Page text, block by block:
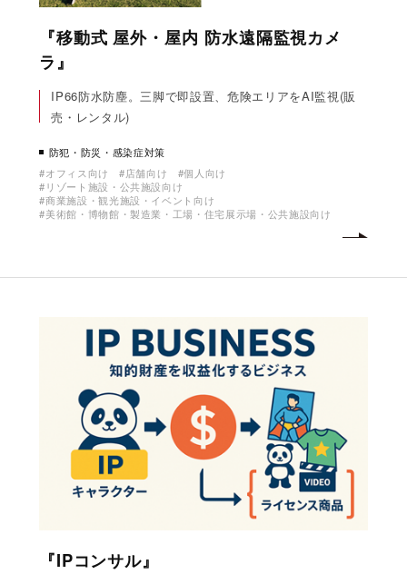
『移動式 屋外・屋内 防水遠隔監視カメ
ラ』
IP66防水防塵。三脚で即設置、危険エリアをAI監視(販
売・レンタル)
防犯・防災・感染症対策
オフィス向け
店舗向け
個人向け
リゾート施設・公共施設向け
商業施設・観光施設・イベント向け
美術館・博物館・製造業・工場・住宅展示場・公共施設向け
『IPコンサル』